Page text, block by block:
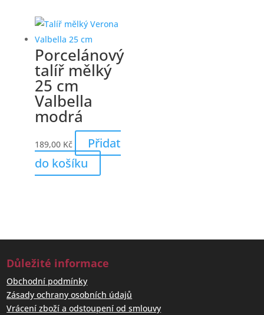
Porcelánový
talíř mělký
25 cm
Valbella
modrá
189,00 Kč
Přidat
do košíku
Důležité informace
Obchodní podmínky
Zásady ochrany osobních údajů
Vrácení zboží a odstoupení od smlouvy